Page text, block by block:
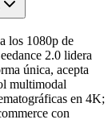
los 1080p de
2.0 lidera
única, acepta
multimodal
en 4K;
con